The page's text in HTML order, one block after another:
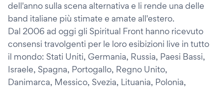
dell'anno sulla scena alternativa e li rende una delle
band italiane più stimate e amate all'estero.
Dal 2006 ad oggi gli Spiritual Front hanno ricevuto
consensi travolgenti per le loro esibizioni live in tutto
il mondo: Stati Uniti, Germania, Russia, Paesi Bassi,
Israele, Spagna, Portogallo, Regno Unito,
Danimarca, Messico, Svezia, Lituania, Polonia,